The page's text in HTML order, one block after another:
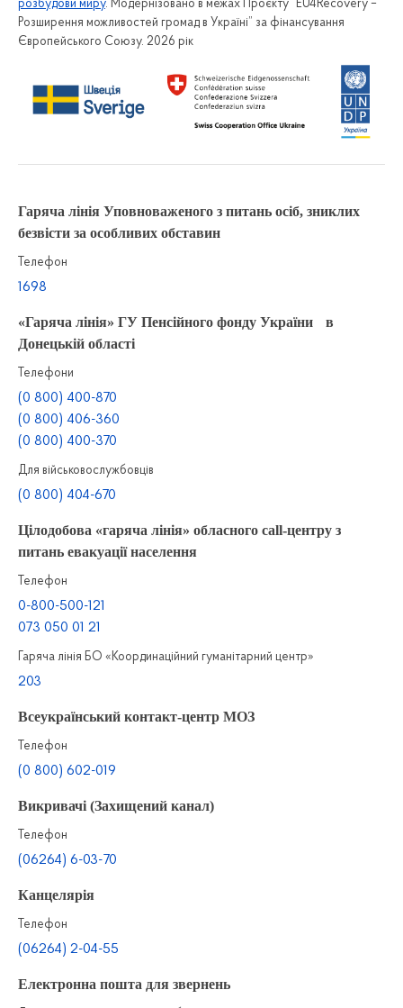
розбудови миру. Модернізовано в межах Проєкту “EU4Recovery –
Розширення можливостей громад в Україні” за фінансування
Європейського Союзу. 2026 рік
Гаряча лінія Уповноваженого з питань осіб, зниклих
безвісти за особливих обставин
Телефон
1698
«Гаряча лінія» ГУ Пенсійного фонду України в
Донецькій області
Телефони
(0 800) 400-870
(0 800) 406-360
(0 800) 400-370
Для військовослужбовців
(0 800) 404-670
Цілодобова «гаряча лінія» обласного call-центру з
питань евакуації населення
Телефон
0-800-500-121
073 050 01 21
Гаряча лінія БО «Координаційний гуманітарний центр»
203
Всеукраїнський контакт-центр МОЗ
Телефон
(0 800) 602-019
Викривачі (Захищений канал)
Телефон
(06264) 6-03-70
Канцелярiя
Телефон
(06264) 2-04-55
Електронна пошта для звернень